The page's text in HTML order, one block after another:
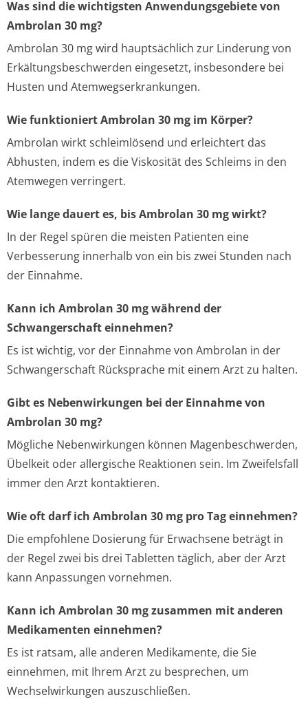
Was sind die wichtigsten Anwendungsgebiete von
Ambrolan 30 mg?
Ambrolan 30 mg wird hauptsächlich zur Linderung von
Erkältungsbeschwerden eingesetzt, insbesondere bei
Husten und Atemwegserkrankungen.
Wie funktioniert Ambrolan 30 mg im Körper?
Ambrolan wirkt schleimlösend und erleichtert das
Abhusten, indem es die Viskosität des Schleims in den
Atemwegen verringert.
Wie lange dauert es, bis Ambrolan 30 mg wirkt?
In der Regel spüren die meisten Patienten eine
Verbesserung innerhalb von ein bis zwei Stunden nach
der Einnahme.
Kann ich Ambrolan 30 mg während der
Schwangerschaft einnehmen?
Es ist wichtig, vor der Einnahme von Ambrolan in der
Schwangerschaft Rücksprache mit einem Arzt zu halten.
Gibt es Nebenwirkungen bei der Einnahme von
Ambrolan 30 mg?
Mögliche Nebenwirkungen können Magenbeschwerden,
Übelkeit oder allergische Reaktionen sein. Im Zweifelsfall
immer den Arzt kontaktieren.
Wie oft darf ich Ambrolan 30 mg pro Tag einnehmen?
Die empfohlene Dosierung für Erwachsene beträgt in
der Regel zwei bis drei Tabletten täglich, aber der Arzt
kann Anpassungen vornehmen.
Kann ich Ambrolan 30 mg zusammen mit anderen
Medikamenten einnehmen?
Es ist ratsam, alle anderen Medikamente, die Sie
einnehmen, mit Ihrem Arzt zu besprechen, um
Wechselwirkungen auszuschließen.